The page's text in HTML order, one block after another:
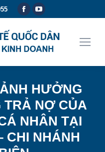
Facebook
opens
in
YouTube
opens
in
HƯỞNG
NỢ CỦA
NHÂN TẠI
CHI NHÁNH